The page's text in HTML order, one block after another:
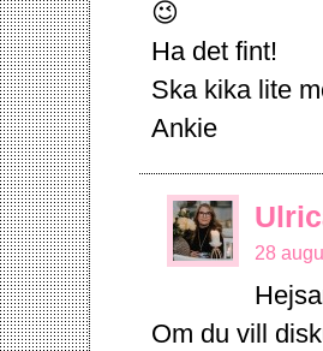
😉
Ha det fint!
Ska kika lite
Ankie
28
Om du vill